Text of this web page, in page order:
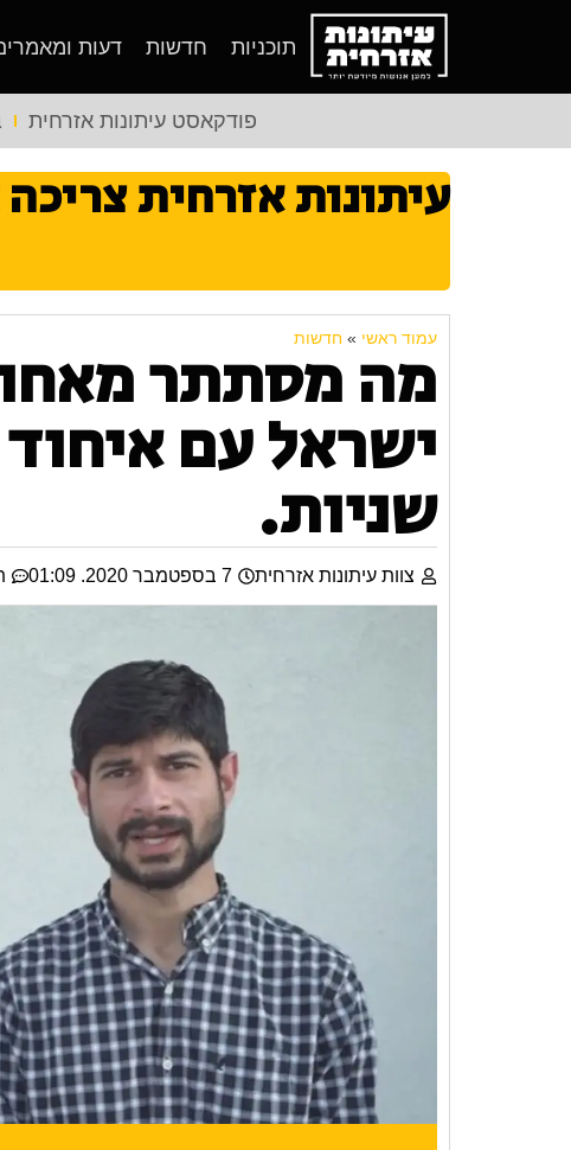
תוכניות חדשות דעות
פודקאסט עיתונות אזרחית
עיתונות אזרחית
עמוד ראשי » חדשות
מה מסתתר
שניות.
צוות עיתונות אזרחית 7 בספטמבר 2020. 01:09